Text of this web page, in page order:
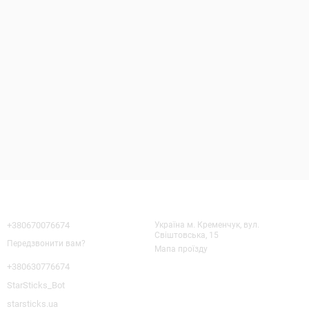
+380670076674
Передзвонити вам?
+380630776674
StarSticks_Bot
starsticks.ua
Україна м. Кременчук, вул.
Свіштовська, 15
Мапа проїзду